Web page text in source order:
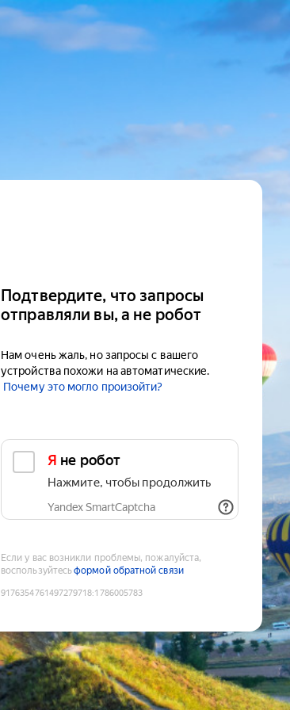
Подтвердите, что запросы
отправляли вы, а не робот
Нам очень жаль, но запросы с вашего
устройства похожи на автоматические.
Почему это могло произойти?
Я не робот
Нажмите, чтобы продолжить
Yandex SmartCaptcha
Если у вас возникли проблемы, пожалуйста,
воспользуйтесьформой обратной связи
9176354761497279718:1786005783